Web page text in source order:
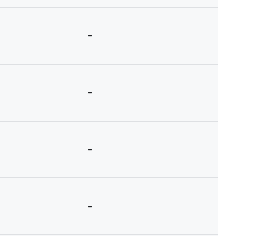
-
-
-
-